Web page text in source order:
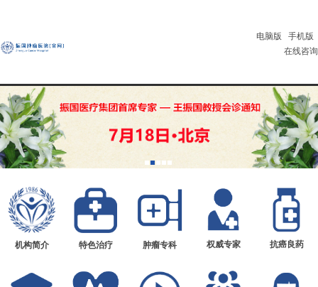
电脑版
手机版
在线咨询
机构简介 特色治疗 肿瘤专科 权威专家 抗癌良药